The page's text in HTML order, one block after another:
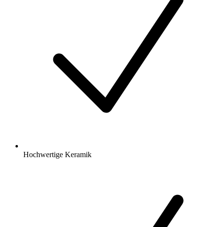
Hochwertige Keramik